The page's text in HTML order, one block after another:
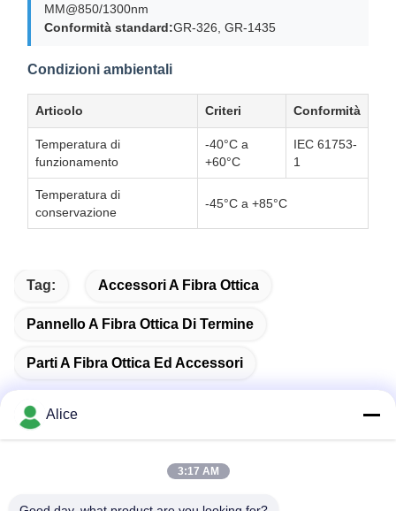
MM@850/1300nm
Conformità standard:GR-326, GR-1435
Condizioni ambientali
Articolo Criteri Conformità
Temperatura di
funzionamento
-40°C a
+60°C
IEC 61753-
1
Temperatura di
conservazione
-45°C a +85°C
Tag: Accessori A Fibra Ottica
Pannello A Fibra Ottica Di Termine
Parti A Fibra Ottica Ed Accessori
Alice
3:17 AM